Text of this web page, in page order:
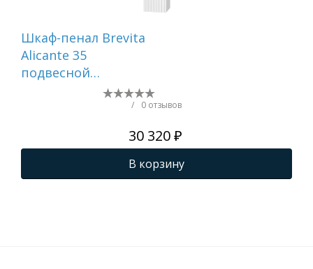
Шкаф-пенал Brevita
Alicante 35
подвесной
универсальный
/ 0 отзывов
30 320 ₽
В корзину